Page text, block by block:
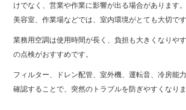
けでなく、営業や作業に影響が出る場合があります
美容室、作業場などでは、室内環境がとても大切です
業務用空調は使用時間が長く、負担も大きくなりや
の点検がおすすめです。
フィルター、ドレン配管、室外機、運転音、冷房能
確認することで、突然のトラブルを防ぎやすくなりま